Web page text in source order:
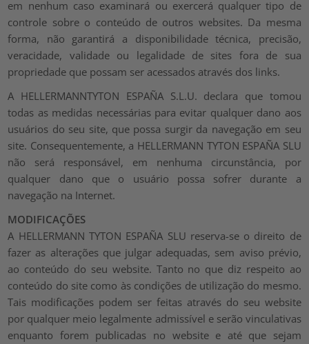
em nenhum caso examinará ou exercerá qualquer tipo de
controle sobre o conteúdo de outros websites. Da mesma
forma, não garantirá a disponibilidade técnica, precisão,
veracidade, validade ou legalidade de sites fora de sua
propriedade que possam ser acessados através dos links.
A HELLERMANNTYTON ESPAÑA S.L.U. declara que tomou
todas as medidas necessárias para evitar qualquer dano aos
usuários do seu site, que possa surgir da navegação em seu
site. Consequentemente, a HELLERMANN TYTON ESPAÑA SLU
não será responsável, em nenhuma circunstância, por
qualquer dano que o usuário possa sofrer durante a
navegação na Internet.
MODIFICAÇÕES
A HELLERMANN TYTON ESPAÑA SLU reserva-se o direito de
fazer as alterações que julgar adequadas, sem aviso prévio,
ao conteúdo do seu website. Tanto no que diz respeito ao
conteúdo do site como às condições de utilização do mesmo.
Tais modificações podem ser feitas através do seu website
por qualquer meio legalmente admissível e serão vinculativas
enquanto forem publicadas no website e até que sejam